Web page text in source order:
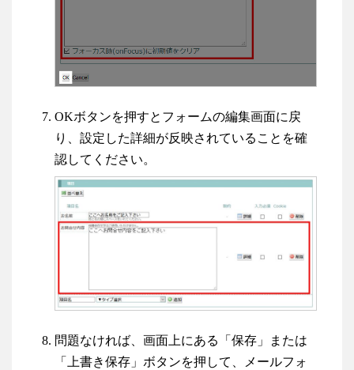
OKボタンを押すとフォームの編集画面に戻
り、設定した詳細が反映されていることを確
認してください。
問題なければ、画面上にある「保存」または
「上書き保存」ボタンを押して、メールフォ